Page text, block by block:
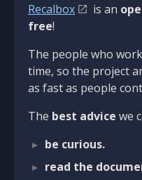
Recalbox is an
free!
The people who
time, so the project
as fast as people
The best advice we
be curious.
read the